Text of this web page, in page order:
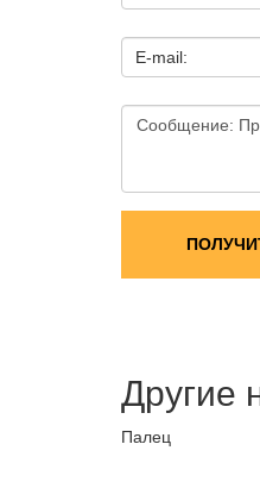
E-mail:
Другие
Палец